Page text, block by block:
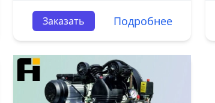
Заказать Подробнее